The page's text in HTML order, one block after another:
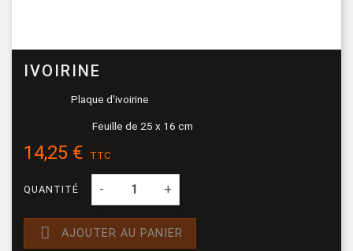
IVOIRINE
Plaque d'ivoirine
Feuille de 25 x 16 cm
14,25 € TTC
QUANTITÉ - +
 AJOUTER AU PANIER